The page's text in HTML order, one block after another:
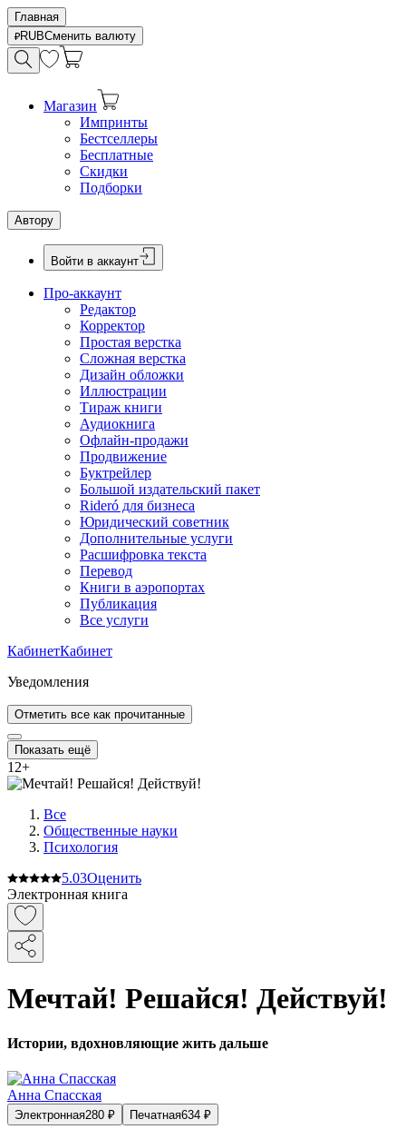
Главная
RUBСменить валюту
Магазин
Импринты
Бестселлеры
Бесплатные
Скидки
Подборки
Автору
Войти в аккаунт
Про-аккаунт
Редактор
Корректор
Простая верстка
Сложная верстка
Дизайн обложки
Иллюстрации
Тираж книги
Аудиокнига
Офлайн-продажи
Продвижение
Буктрейлер
Большой издательский пакет
Rideró для бизнеса
Юридический советник
Дополнительные услуги
Расшифровка текста
Перевод
Книги в аэропортах
Публикация
Все услуги
КабинетКабинет
Уведомления
Отметить все как прочитанные
Показать ещё
12+
Все
Общественные науки
Психология
5.03Оценить
Электронная книга
Мечтай! Решайся! Действуй!
Истории, вдохновляющие жить дальше
Анна Спасская
Электронная280 ₽ Печатная634 ₽